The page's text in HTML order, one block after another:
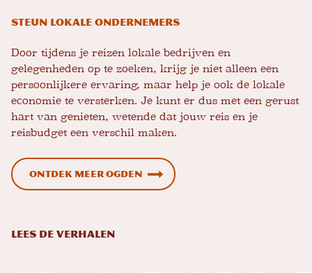
Steun lokale ondernemers
Door tijdens je reizen lokale bedrijven en
gelegenheden op te zoeken, krijg je niet alleen een
persoonlijkere ervaring, maar help je ook de lokale
economie te versterken. Je kunt er dus met een gerust
hart van genieten, wetende dat jouw reis en je
reisbudget een verschil maken.
Ontdek meer Ogden
LEES DE VERHALEN